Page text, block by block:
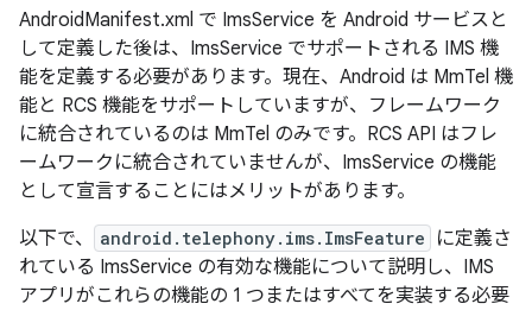
AndroidManifest.xml で ImsService を Android サービスと
して定義した後は、ImsService でサポートされる IMS 機
能を定義する必要があります。現在、Android は MmTel 機
能と RCS 機能をサポートしていますが、フレームワーク
に統合されているのは MmTel のみです。RCS API はフレ
ームワークに統合されていませんが、ImsService の機能
として宣言することにはメリットがあります。
以下で、
android.telephony.ims.ImsFeature
に定義さ
れている ImsService の有効な機能について説明し、IMS
アプリがこれらの機能の 1 つまたはすべてを実装する必要